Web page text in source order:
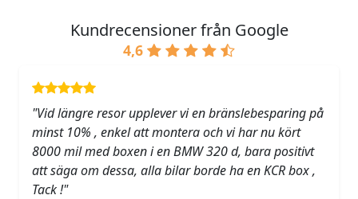
Kundrecensioner från Google
4,6
"Vid längre resor upplever vi en bränslebesparing på
minst 10% , enkel att montera och vi har nu kört
8000 mil med boxen i en BMW 320 d, bara positivt
att säga om dessa, alla bilar borde ha en KCR box ,
Tack !"